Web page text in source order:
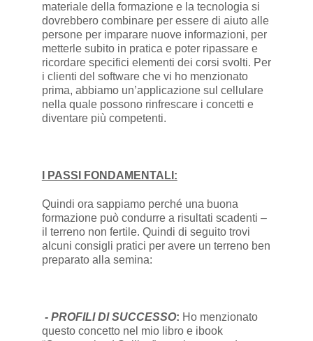
materiale della formazione e la tecnologia si
dovrebbero combinare per essere di aiuto alle
persone per imparare nuove informazioni, per
metterle subito in pratica e poter ripassare e
ricordare specifici elementi dei corsi svolti. Per
i clienti del software che vi ho menzionato
prima, abbiamo un’applicazione sul cellulare
nella quale possono rinfrescare i concetti e
diventare più competenti.
I PASSI FONDAMENTALI:
Quindi ora sappiamo perché una buona
formazione può condurre a risultati scadenti –
il terreno non fertile. Quindi di seguito trovi
alcuni consigli pratici per avere un terreno ben
preparato alla semina:
- PROFILI DI SUCCESSO: Ho menzionato
questo concetto nel mio libro e ibook